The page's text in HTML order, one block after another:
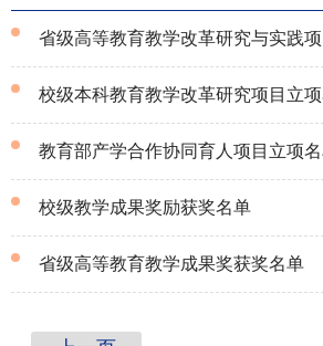
省级高等教育教学改革研究与实践
校级本科教育教学改革研究项目立
教育部产学合作协同育人项目立项
校级教学成果奖励获奖名单
省级高等教育教学成果奖获奖名单